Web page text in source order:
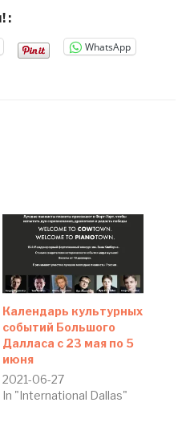
:
WhatsApp
Календарь культурных
событий Большого
Далласа c 23 мая по 5
июня
2021-06-27
In "International Dallas"